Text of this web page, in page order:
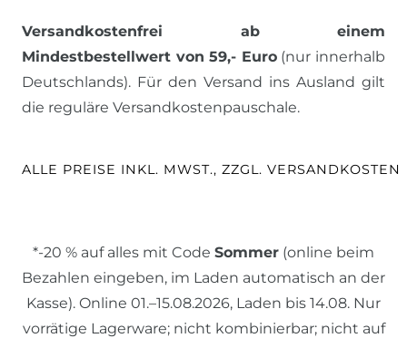
Versandkostenfrei ab einem
Mindestbestellwert von 59,- Euro(nur innerhalb
Deutschlands). Für den Versand ins Ausland gilt
die reguläre Versandkostenpauschale.
ALLE PREISE INKL. MWST., ZZGL. VERSANDKOSTEN
*-20 % auf alles mit Code Sommer (online beim
Bezahlen eingeben, im Laden automatisch an der
Kasse). Online 01.–15.08.2026, Laden bis 14.08. Nur
vorrätige Lagerware; nicht kombinierbar; nicht auf